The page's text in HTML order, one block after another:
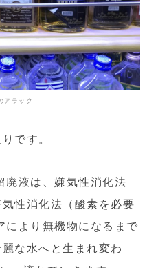
アラック
です。
液は、嫌気性消化法
性消化法（酸素を必要
により無機物になるまで
な水へと生まれ変わ